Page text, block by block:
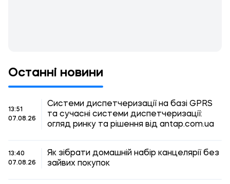
Останні новини
13:51
07.08.26
Системи диспетчеризації на базі GPRS
та сучасні системи диспетчеризації:
огляд ринку та рішення від antap.com.ua
13:40
07.08.26
Як зібрати домашній набір канцелярії без
зайвих покупок